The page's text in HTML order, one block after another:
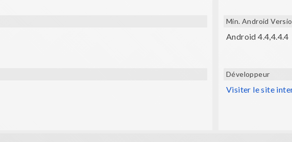
Min. Android
Android 4.4,4.4.4
Développeur
Visiter le site